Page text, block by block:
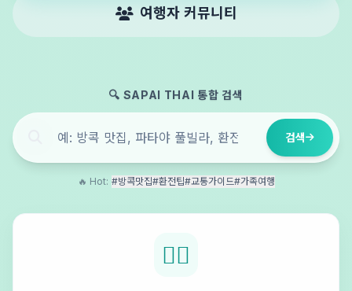
여행자 커뮤니티
🔍 SAPAI THAI 통합 검색
검색
🔥 Hot: #방콕맛집#환전팁#교통가이드#가족여행
🕵️‍♂️